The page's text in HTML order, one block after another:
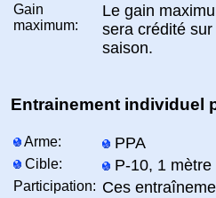
Gain
maximum:
Le gain
sera crédité
saison.
Entrainement individuel
Arme: PPA
Cible: P-10, 1 mètre
Participation: Ces